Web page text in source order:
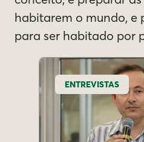
habitarem o mundo, e
para ser habitado por
ENTREVISTAS